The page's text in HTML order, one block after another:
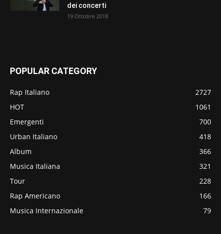
dei concerti
19 Ottobre 2018
POPULAR CATEGORY
Rap Italiano
2727
HOT
1061
Emergenti
700
Urban Italiano
418
Album
366
Musica Italiana
321
Tour
228
Rap Americano
166
Musica Internazionale
79